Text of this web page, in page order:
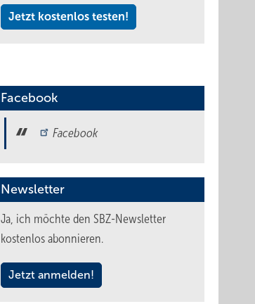
Jetzt kostenlos testen!
Facebook
Facebook
Newsletter
Ja, ich möchte den SBZ-Newsletter
kostenlos abonnieren.
Jetzt anmelden!